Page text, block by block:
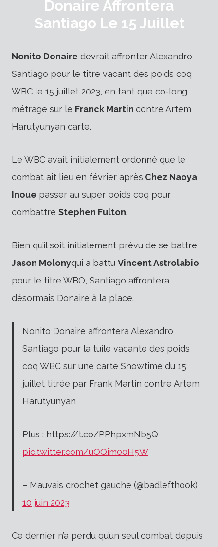
Donaire Affrontera
Santiago Le 15 Juillet
Nonito Donaire devrait affronter Alexandro
Santiago pour le titre vacant des poids coq
WBC le 15 juillet 2023, en tant que co-long
métrage sur le Franck Martin contre Artem
Harutyunyan carte.
Le WBC avait initialement ordonné que le
combat ait lieu en février après Chez Naoya
Inoue passer au super poids coq pour
combattre Stephen Fulton.
Bien qu’il soit initialement prévu de se battre
Jason Molonyqui a battu Vincent Astrolabio
pour le titre WBO, Santiago affrontera
désormais Donaire à la place.
Nonito Donaire affrontera Alexandro
Santiago pour la tuile vacante des poids
coq WBC sur une carte Showtime du 15
juillet titrée par Frank Martin contre Artem
Harutyunyan
Plus : https://t.co/PPhpxmNb5Q
pic.twitter.com/uOQim00H5W
– Mauvais crochet gauche (@badlefthook)
10 juin 2023
Ce dernier n’a perdu qu’un seul combat depuis